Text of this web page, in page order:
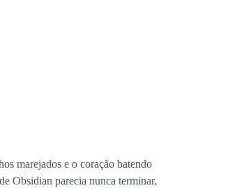
marejados e o coração batendo
Obsidian parecia nunca terminar,